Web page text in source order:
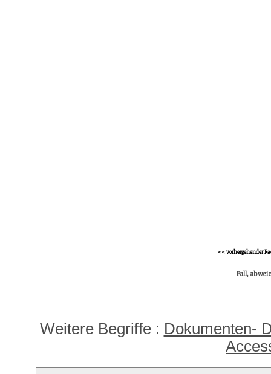
<< vorhergehender
Fall,
Weitere Begriffe : Dokumenten-